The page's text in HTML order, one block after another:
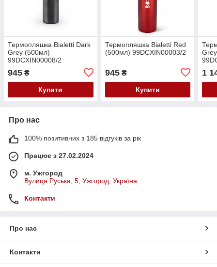
Термопляшка Bialetti Dark
Grey (500мл)
99DCXIN00008/2
945 ₴
Купити
Термопляшка Bialetti Red
(500мл) 99DCXIN00003/2
945₴
Купити
1
Про нас
100% позитивних з 185 відгуків за рік
Працює з 27.02.2024
м. Ужгород
Вулиця Руська, 5, Ужгород, Україна
Контакти
Про нас
Контакти